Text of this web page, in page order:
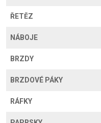
ŘETĚZ
NÁBOJE
BRZDY
BRZDOVÉ PÁKY
RÁFKY